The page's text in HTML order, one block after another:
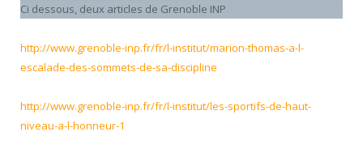
Ci dessous, deux articles de Grenoble INP
http://www.grenoble-inp.fr/fr/l-institut/marion-thomas-a-l-
escalade-des-sommets-de-sa-discipline
http://www.grenoble-inp.fr/fr/l-institut/les-sportifs-de-haut-
niveau-a-l-honneur-1